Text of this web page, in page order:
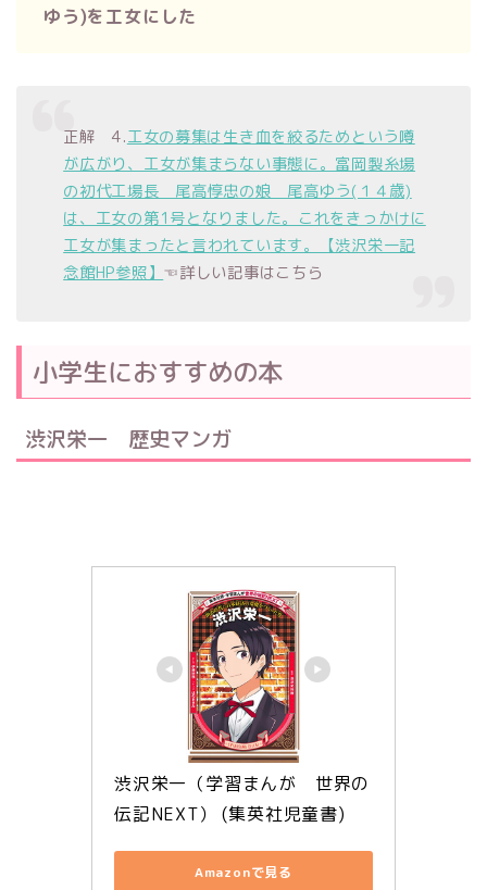
ゆう)を工女にした
正解 4.工女の募集は生き血を絞るためという噂
が広がり、工女が集まらない事態に。富岡製糸場
の初代工場長 尾高惇忠の娘 尾高ゆう(１４歳)
は、工女の第1号となりました。これをきっかけに
工女が集まったと言われています。【渋沢栄一記
念館HP参照】 ☜詳しい記事はこちら
小学生におすすめの本
渋沢栄一 歴史マンガ
渋沢栄一（学習まんが　世界の
伝記NEXT） (集英社児童書)
Amazonで見る